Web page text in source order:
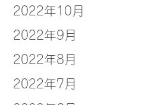
2022年10月
2022年9月
2022年8月
2022年7月